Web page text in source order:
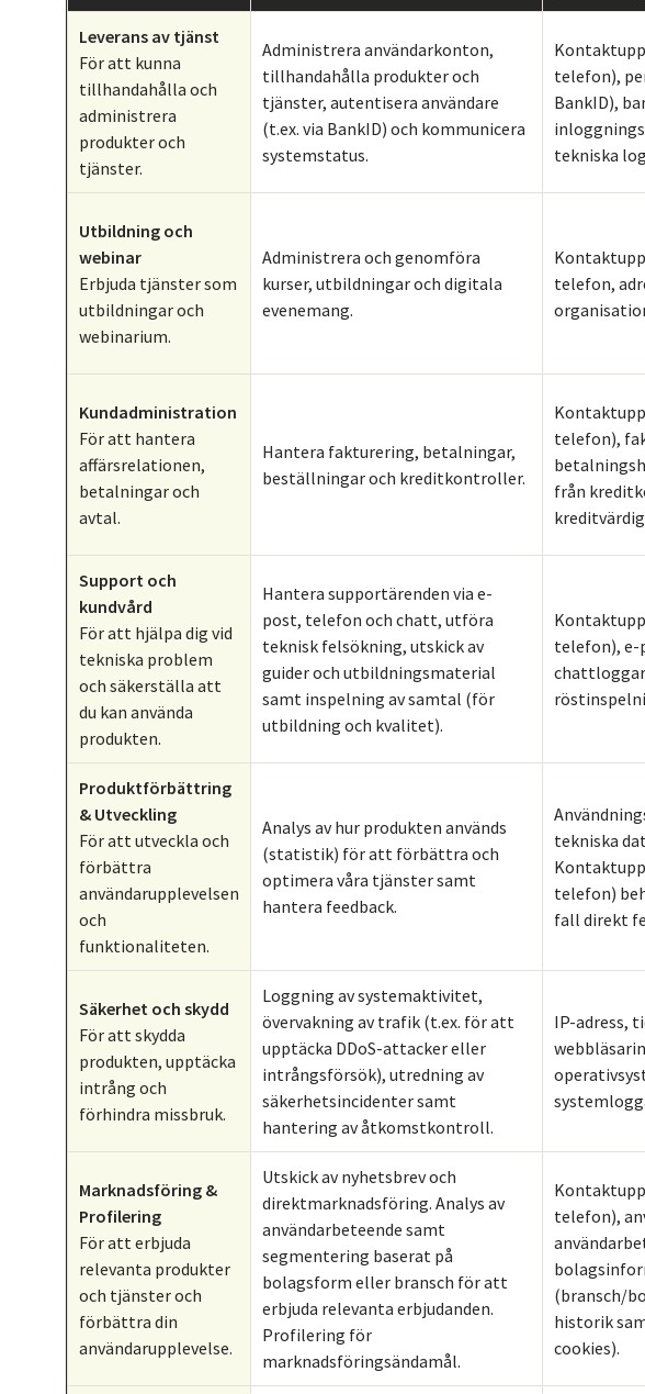
Leverans av tjänst
För att kunna
tillhandahålla och
administrera
produkter och
tjänster.
Administrera användarkonton,
tillhandahålla produkter och
tjänster, autentisera användare
(t.ex. via BankID) och kommunicera
systemstatus.
telefon),
BankID),
tekniska
Utbildning och
webinar
Erbjuda tjänster som
utbildningar och
webinarium.
Administrera och genomföra
kurser, utbildningar och digitala
evenemang.
telefon,
Kundadministration
För att hantera
affärsrelationen,
betalningar och
avtal.
Hantera fakturering, betalningar,
beställningar och kreditkontroller.
telefon),
från
Support och
kundvård
För att hjälpa dig vid
tekniska problem
och säkerställa att
du kan använda
produkten.
Hantera supportärenden via e-
post, telefon och chatt, utföra
teknisk felsökning, utskick av
guider och utbildningsmaterial
samt inspelning av samtal (för
utbildning och kvalitet).
telefon), e-
Produktförbättring
& Utveckling
För att utveckla och
förbättra
användarupplevelsen
och
funktionaliteten.
Analys av hur produkten används
(statistik) för att förbättra och
optimera våra tjänster samt
hantera feedback.
tekniska
telefon)
fall direkt
Säkerhet och skydd
För att skydda
produkten, upptäcka
intrång och
förhindra missbruk.
Loggning av systemaktivitet,
övervakning av trafik (t.ex. för att
upptäcka DDoS-attacker eller
intrångsförsök), utredning av
säkerhetsincidenter samt
hantering av åtkomstkontroll.
IP-adress,
Marknadsföring &
Profilering
För att erbjuda
relevanta produkter
och tjänster och
förbättra din
användarupplevelse.
Utskick av nyhetsbrev och
direktmarknadsföring. Analys av
användarbeteende samt
segmentering baserat på
bolagsform eller bransch för att
erbjuda relevanta erbjudanden.
Profilering för
marknadsföringsändamål.
telefon),
(bransch/
historik
cookies).